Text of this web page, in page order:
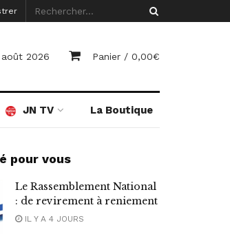
2026 Panier / 0,00€
JN TV La Boutique
pour vous
Le Rassemblement National
: de revirement à reniement
IL Y A 4 JOURS